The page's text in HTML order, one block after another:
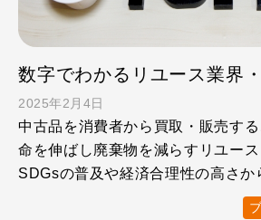
2025年2月4日
中古品を消費者から買取・販売す
命を伸ばし廃棄物を減らすリユース
SDGsの普及や経済合理性の高さか